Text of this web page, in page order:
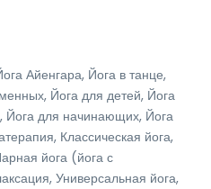
Айенгара, Йога в танце,
Йога для детей, Йога
для начинающих, Йога
Классическая йога,
йога (йога с
Универсальная йога,